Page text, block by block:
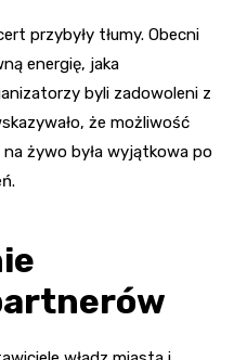
przybyły tłumy. Obecni
energię, jaka
byli zadowoleni z
że możliwość
żywo była wyjątkowa po